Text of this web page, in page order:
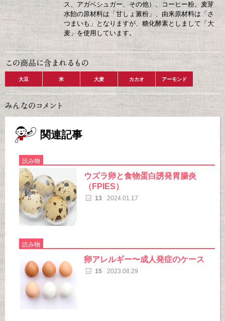
ス、アガベシュガー、その他）、コーヒー粉。麦芽
水飴の原材料は「甘しょ澱粉」、由来原材料は「さ
つまいも」となりますが、糖化酵素としまして「大
麦」を使用しています。
大豆 米 大麦 カカオ アーモンド
関連記事
読み物
ウズラ卵と食物蛋白誘発胃腸炎
（FPIES）
13 2024.01.17
読み物
卵アレルギー〜成人発症のケース
15 2023.08.29